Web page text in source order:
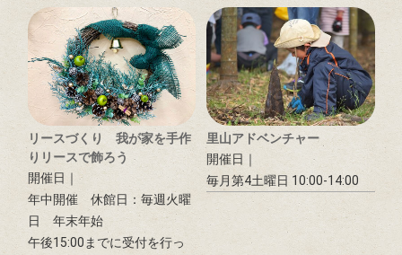
リースづくり 我が家を手作
りリースで飾ろう
開催日｜
年中開催 休館日：毎週火曜
日 年末年始
午後15:00までに受付を行っ
里山アドベンチャー
開催日｜
毎月第4土曜日 10:00-14:00